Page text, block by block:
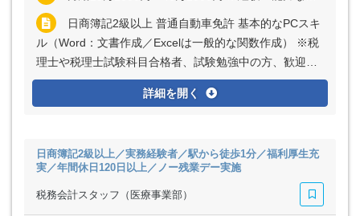
日商簿記2級以上 普通自動車免許 基本的なPCスキ
ル（Word：文書作成／Excelは一般的な関数作成） ※税
理士や税理士試験科目合格者、試験勉強中の方、歓迎し
ます
詳細を開く
日商簿記2級以上／実務経験者／駅から徒歩1分／福利厚生充
実／年間休日120日以上／ノー残業デー実施
税務会計スタッフ（医療事業部）